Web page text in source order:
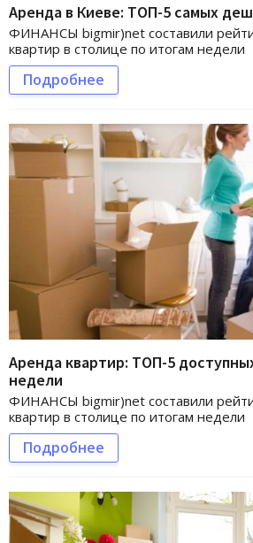
Аренда в Киеве: ТОП-5 самых
ФИНАНСЫ bigmir)net составили
квартир в столице по итогам недели
Подробнее
Аренда квартир: ТОП-5
недели
ФИНАНСЫ bigmir)net составили
квартир в столице по итогам недели
Подробнее